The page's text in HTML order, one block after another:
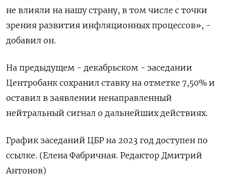
не влияли на нашу страну, в том числе с точки
зрения развития инфляционных процессов», -
добавил он.
На предыдущем - декабрьском - заседании
Центробанк сохранил ставку на отметке 7,50% и
оставил в заявлении ненаправленный
нейтральный сигнал о дальнейших действиях.
График заседаний ЦБР на 2023 год доступен по
ссылке. (Елена Фабричная. Редактор Дмитрий
Антонов)